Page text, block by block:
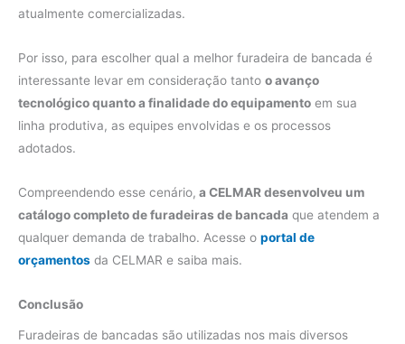
atualmente comercializadas.
Por isso, para escolher qual a melhor furadeira de bancada é
interessante levar em consideração tanto o avanço
tecnológico quanto a finalidade do equipamento em sua
linha produtiva, as equipes envolvidas e os processos
adotados.
Compreendendo esse cenário, a CELMAR desenvolveu um
catálogo completo de furadeiras de bancada que atendem a
qualquer demanda de trabalho. Acesse o portal de
orçamentos da CELMAR e saiba mais.
Conclusão
Furadeiras de bancadas são utilizadas nos mais diversos